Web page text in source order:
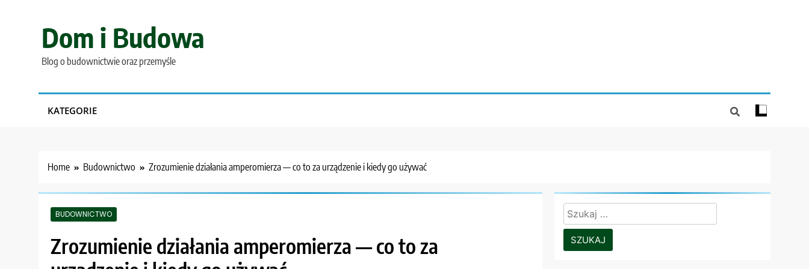
Dom i Budowa
Blog o budownictwie oraz przemyśle
KATEGORIE
Home Budownictwo Zrozumienie działania amperomierza — co to za urządzenie i kiedy go używać
BUDOWNICTWO
Zrozumienie działania amperomierza — co to za
Szukaj: